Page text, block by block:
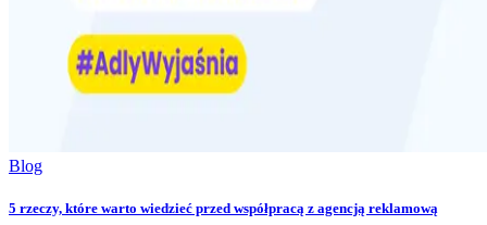
Blog
5 rzeczy, które warto wiedzieć przed współpracą z agencją reklamową